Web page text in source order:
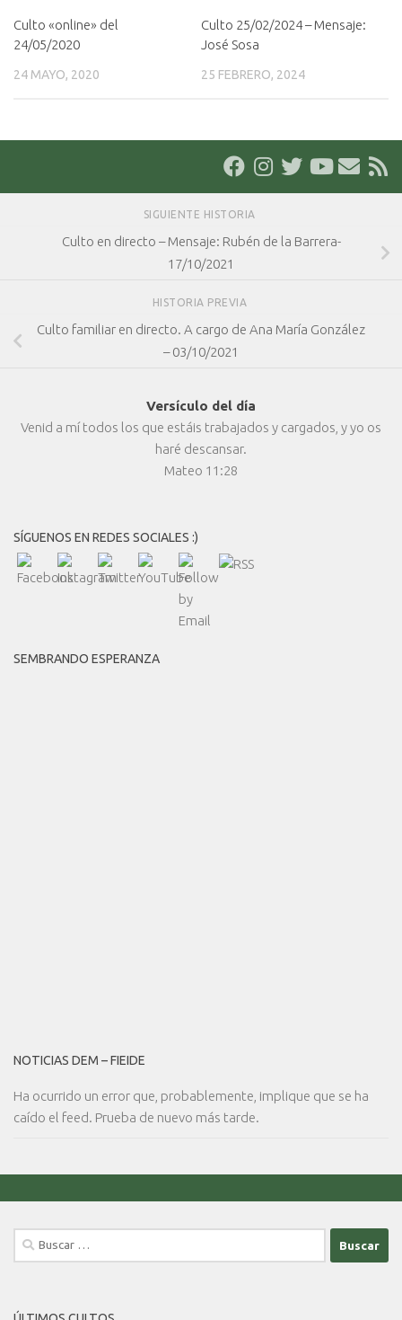
Culto «online» del
24/05/2020
24 MAYO, 2020
Culto 25/02/2024 – Mensaje:
José Sosa
25 FEBRERO, 2024
SIGUIENTE HISTORIA
Culto en directo – Mensaje: Rubén de la Barrera-
17/10/2021
HISTORIA PREVIA
Culto familiar en directo. A cargo de Ana María González
– 03/10/2021
Versículo del día
Venid a mí todos los que estáis trabajados y cargados, y yo os
haré descansar.
Mateo 11:28
SÍGUENOS EN REDES SOCIALES :)
SEMBRANDO ESPERANZA
NOTICIAS DEM – FIEIDE
Ha ocurrido un error que, probablemente, implique que se ha
caído el feed. Prueba de nuevo más tarde.
Buscar: